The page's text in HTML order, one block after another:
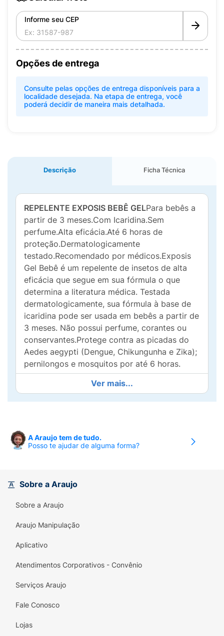
Informe seu CEP
Opções de entrega
Consulte pelas opções de entrega disponíveis para a
localidade desejada. Na etapa de entrega, você
poderá decidir de maneira mais detalhada.
Descrição Ficha Técnica
REPELENTE EXPOSIS BEBÊ GELPara bebês a
partir de 3 meses.Com Icaridina.Sem
perfume.Alta eficácia.Até 6 horas de
proteção.Dermatologicamente
testado.Recomendado por médicos.Exposis
Gel Bebê é um repelente de insetos de alta
eficácia que segue em sua fórmula o que
determina a literatura médica. Testada
dermatologicamente, sua fórmula à base de
icaridina pode ser usada em bebês a partir de
3 meses. Não possui perfume, corantes ou
conservantes.Protege contra as picadas do
Aedes aegypti (Dengue, Chikungunha e Zika);
pernilongos e mosquitos por até 6 horas.
Ver mais...
A Araujo tem de tudo.
Posso te ajudar de alguma forma?
Sobre a Araujo
Sobre a Araujo
Araujo Manipulação
Aplicativo
Atendimentos Corporativos - Convênio
Serviços Araujo
Fale Conosco
Lojas